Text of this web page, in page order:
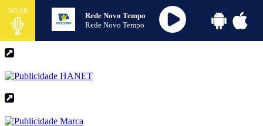
NO AR
Rede Novo Tempo
Rede Novo Tempo